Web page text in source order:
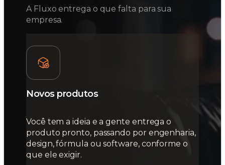
A Fluxo entrega o que falta para sua
empresa.
Novos produtos
Você tem a ideia e a gente entrega o
produto pronto, passando por engenharia,
design, fórmula ou software, conforme o
que ele exigir.